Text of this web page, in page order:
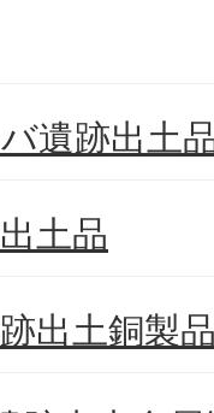
遺跡出土
土品
出土銅製